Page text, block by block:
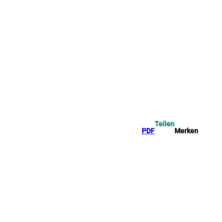
PDF
Teilen
Merken